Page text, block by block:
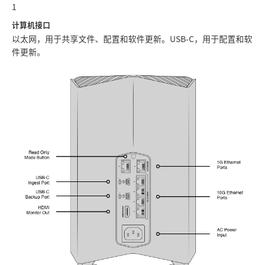
Turkey
1
计算机接口
以太网，用于共享文件、配置和软件更新。USB‑C，用于配置和软
件更新。